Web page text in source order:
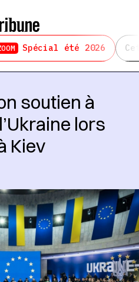
Spécial été 2026
soutien à
lors
Kiev